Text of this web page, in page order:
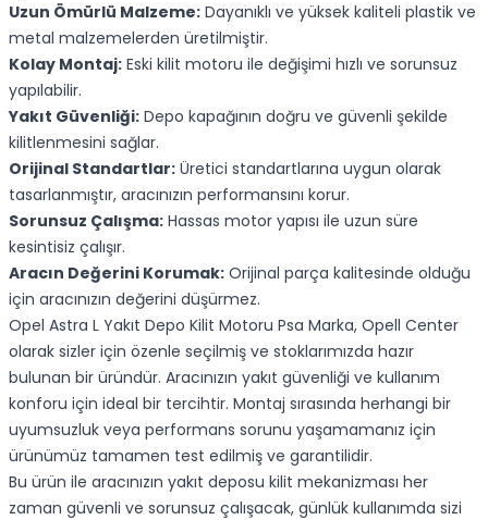
Uzun Ömürlü Malzeme: Dayanıklı ve yüksek kaliteli plastik ve
metal malzemelerden üretilmiştir.
Kolay Montaj: Eski kilit motoru ile değişimi hızlı ve sorunsuz
yapılabilir.
Yakıt Güvenliği: Depo kapağının doğru ve güvenli şekilde
kilitlenmesini sağlar.
Orijinal Standartlar: Üretici standartlarına uygun olarak
tasarlanmıştır, aracınızın performansını korur.
Sorunsuz Çalışma: Hassas motor yapısı ile uzun süre
kesintisiz çalışır.
Aracın Değerini Korumak: Orijinal parça kalitesinde olduğu
için aracınızın değerini düşürmez.
Opel Astra L Yakıt Depo Kilit Motoru Psa Marka, Opell Center
olarak sizler için özenle seçilmiş ve stoklarımızda hazır
bulunan bir üründür. Aracınızın yakıt güvenliği ve kullanım
konforu için ideal bir tercihtir. Montaj sırasında herhangi bir
uyumsuzluk veya performans sorunu yaşamamanız için
ürünümüz tamamen test edilmiş ve garantilidir.
Bu ürün ile aracınızın yakıt deposu kilit mekanizması her
zaman güvenli ve sorunsuz çalışacak, günlük kullanımda sizi